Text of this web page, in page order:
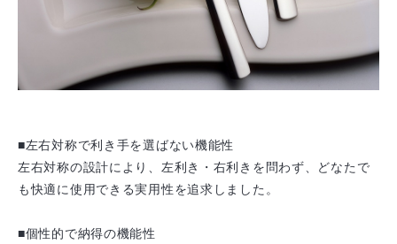
■左右対称で利き手を選ばない機能性
左右対称の設計により、左利き・右利きを問わず、どなたで
も快適に使用できる実用性を追求しました。
■個性的で納得の機能性